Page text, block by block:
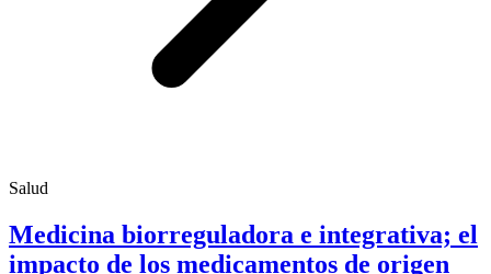
Salud
Medicina biorreguladora e integrativa; el
impacto de los medicamentos de origen